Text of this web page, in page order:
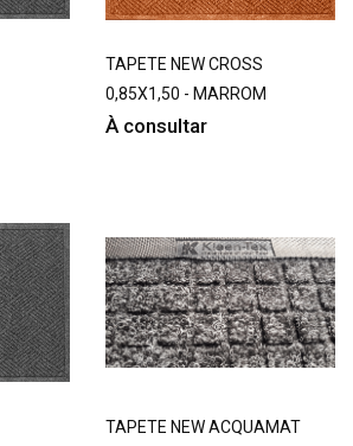
TAPETE NEW CROSS
0,85X1,50 - MARROM
À consultar
TAPETE NEW ACQUAMAT